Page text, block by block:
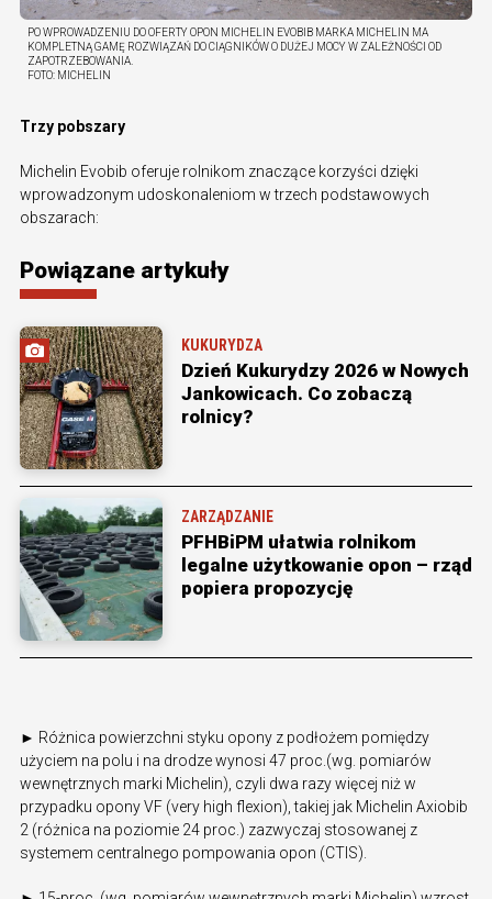
PO WPROWADZENIU DO OFERTY OPON MICHELIN EVOBIB MARKA MICHELIN MA
KOMPLETNĄ GAMĘ ROZWIĄZAŃ DO CIĄGNIKÓW O DUŻEJ MOCY W ZALEŻNOŚCI OD
ZAPOTRZEBOWANIA.
FOTO: MICHELIN
Trzy pobszary
Michelin Evobib oferuje rolnikom znaczące korzyści dzięki
wprowadzonym udoskonaleniom w trzech podstawowych
obszarach:
Powiązane artykuły
KUKURYDZA
Dzień Kukurydzy 2026 w Nowych
Jankowicach. Co zobaczą
rolnicy?
ZARZĄDZANIE
PFHBiPM ułatwia rolnikom
legalne użytkowanie opon – rząd
popiera propozycję
► Różnica powierzchni styku opony z podłożem pomiędzy
użyciem na polu i na drodze wynosi 47 proc.(wg. pomiarów
wewnętrznych marki Michelin), czyli dwa razy więcej niż w
przypadku opony VF (very high flexion), takiej jak Michelin Axiobib
2 (różnica na poziomie 24 proc.) zazwyczaj stosowanej z
systemem centralnego pompowania opon (CTIS).